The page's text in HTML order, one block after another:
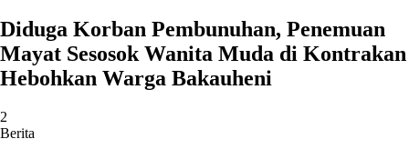
Diduga Korban Pembunuhan, Penemuan
Mayat Sesosok Wanita Muda di Kontrakan
Hebohkan Warga Bakauheni
2
Berita